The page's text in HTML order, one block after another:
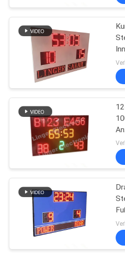
TRETEN
SIE
VERBINDUNG
NACHRICHTEN
FORDERN
SIE
EIN
ZITAT
LED-
geführtes